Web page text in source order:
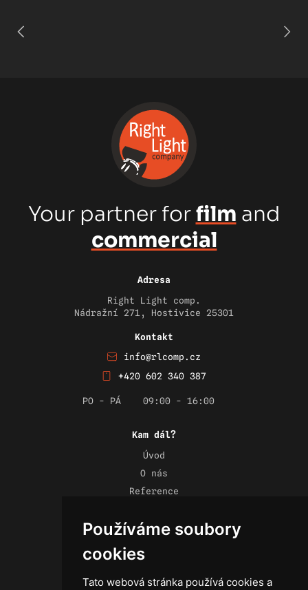
Používáme soubory
cookies
Tato webová stránka používá cookies a
Your partner forfilm and
commercial
Adresa
Right Light comp.
Nádražní 271, Hostivice 25301
Kontakt
info@rlcomp.cz
+420 602 340 387
PO - PÁ 09:00 - 16:00
Kam dál?
Úvod
O nás
Reference
Kontakt
Obchodní podmínky
Zásady ochrany osobních údajů